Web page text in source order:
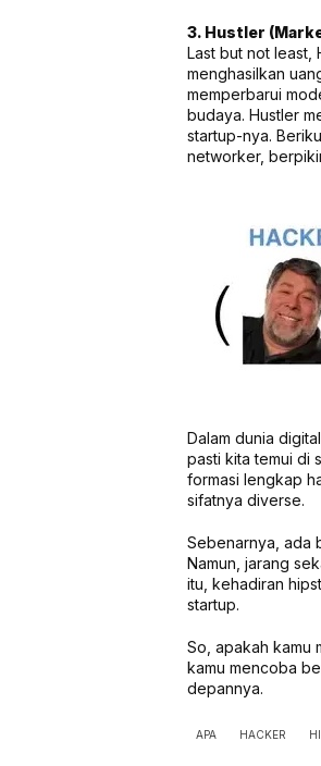
3. Hustler
Last but not least,
menghasilkan
memperbarui
budaya. Hustler
startup-nya.
networker,
Dalam dunia
pasti kita temui di
formasi lengkap
sifatnya diverse.
Sebenarnya, ada
Namun, jarang
itu, kehadiran
startup.
So, apakah kamu
kamu mencoba
depannya.
APA HACKER